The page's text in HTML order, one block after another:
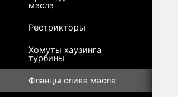
масла
Рестрикторы
Хомуты хаузинга
турбины
Фланцы слива масла